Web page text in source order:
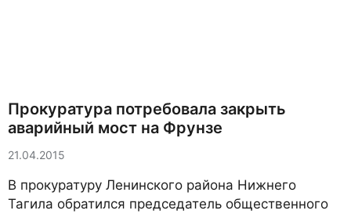
Прокуратура потребовала закрыть
аварийный мост на Фрунзе
21.04.2015
В прокуратуру Ленинского района Нижнего
Тагила обратился председатель общественного